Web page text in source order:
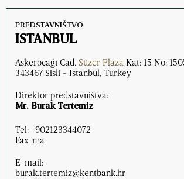
PREDSTAVNIŠTVO
ISTANBUL
Askerocağı Cad. Süzer Plaza Kat: 15 No:
343467 Sisli - Istanbul, Turkey
Direktor predstavništva:
Mr. Burak Tertemiz
Tel: +902123344072
Fax: n/a
E-mail:
burak.tertemiz@kentbank.hr